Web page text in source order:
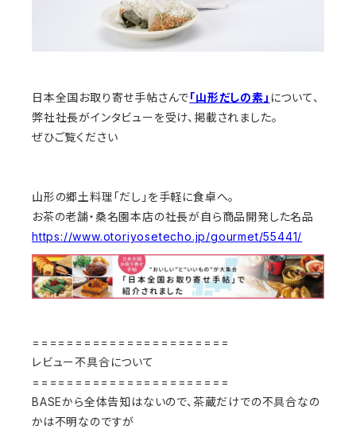
日本全国お取り寄せ手帖さんで「山形だしの素」 について、
弊社社長がインタビューを受け、掲載されました。
ぜひご覧ください
山形の郷土料理「だし」を手軽に食卓へ。
お茶の老舗・桑名園本店の社長が自ら商品開発した名品
https://www.otoriyosetecho.jp/gourmet/55441/
=======================
レビュー不具合について
=======================
BASEから全体告知はないので、茶蔵だけでの不具合なの
かは不明なのですが